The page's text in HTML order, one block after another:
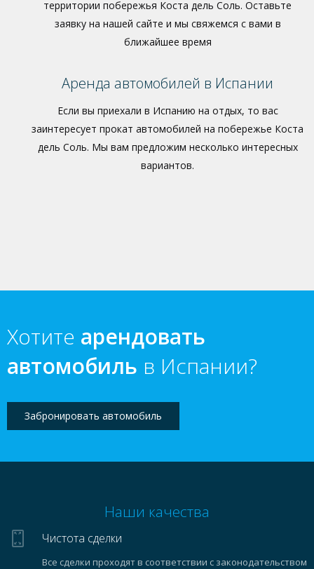
территории побережья Коста дель Соль. Оставьте
заявку на нашей сайте и мы свяжемся с вами в
ближайшее время
Аренда автомобилей в Испании
Если вы приехали в Испанию на отдых, то вас
заинтересует прокат автомобилей на побережье Коста
дель Соль. Мы вам предложим несколько интересных
вариантов.
Хотите арендовать
автомобиль в Испании?
Забронировать автомобиль
Наши качества
Чистота сделки
Все сделки проходят в соответствии с законодательством